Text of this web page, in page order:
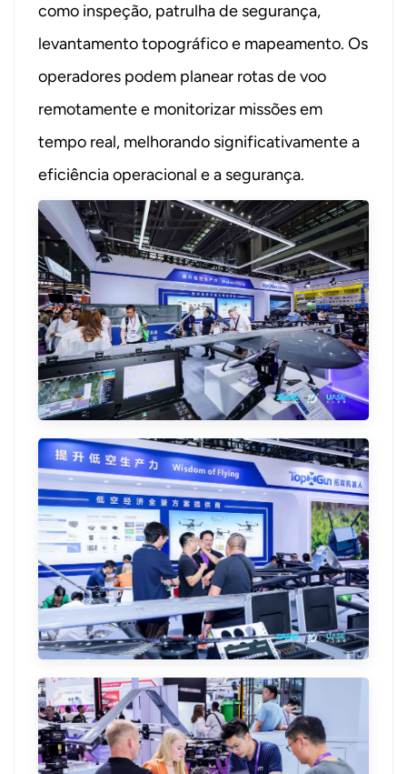
como inspeção, patrulha de segurança,
levantamento topográfico e mapeamento. Os
operadores podem planear rotas de voo
remotamente e monitorizar missões em
tempo real, melhorando significativamente a
eficiência operacional e a segurança.